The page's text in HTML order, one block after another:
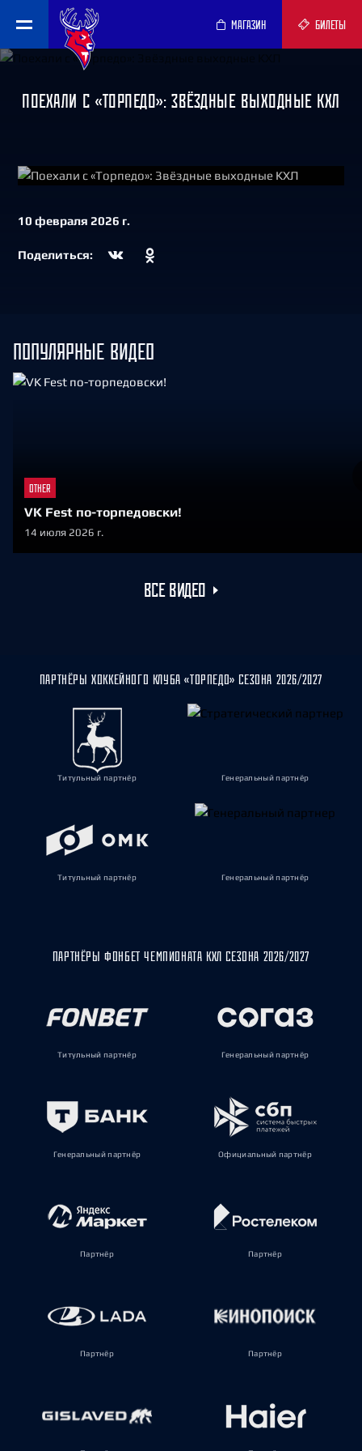
МАГАЗИН БИЛЕТЫ
ПОЕХАЛИ С «ТОРПЕДО»: ЗВЁЗДНЫЕ ВЫХОДНЫЕ КХЛ
10 февраля 2026 г.
Поделиться:
ПОПУЛЯРНЫЕ ВИДЕО
ВСЕ ВИДЕО
OTHER
VK Fest по-торпедовски!
14 июля 2026 г.
ПАРТНЁРЫ ХОККЕЙНОГО КЛУБА «ТОРПЕДО» СЕЗОНА 2026/2027
Титульный партнёр Генеральный партнёр
Титульный партнёр Генеральный партнёр
ПАРТНЁРЫ ФОНБЕТ ЧЕМПИОНАТА КХЛ СЕЗОНА 2026/2027
Титульный партнёр Генеральный партнёр
Генеральный партнёр Официальный партнёр
Партнёр Партнёр
Партнёр Партнёр